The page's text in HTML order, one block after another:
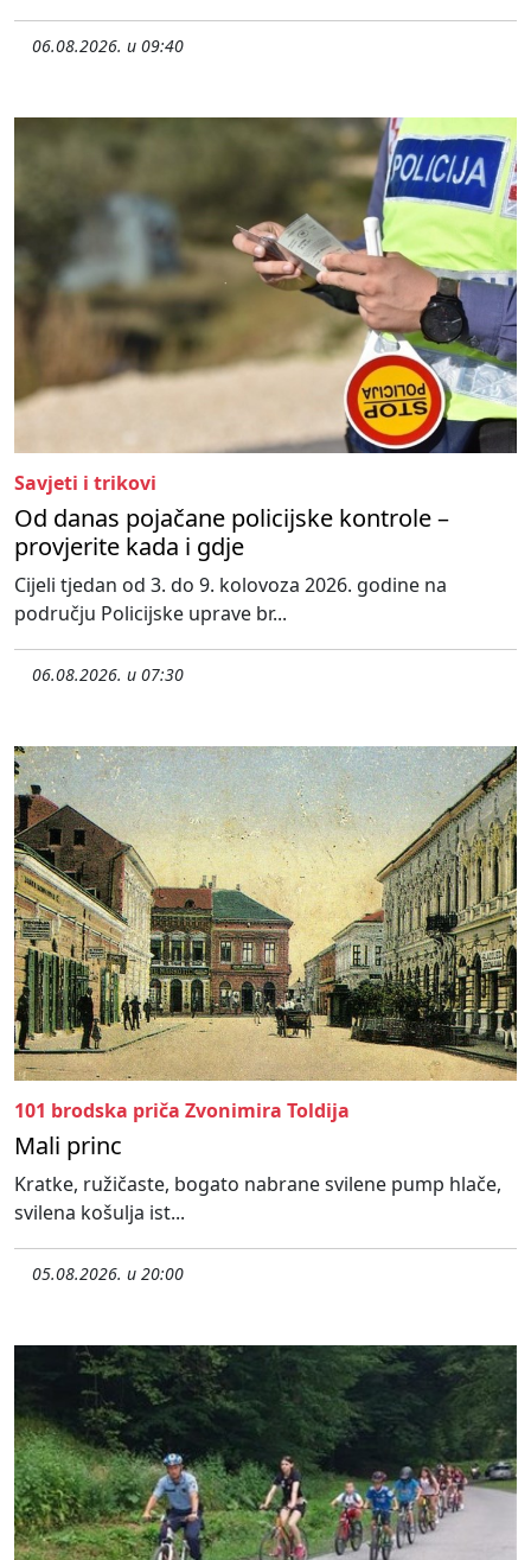
06.08.2026. u 09:40
Savjeti i trikovi
Od danas pojačane policijske kontrole –
provjerite kada i gdje
Cijeli tjedan od 3. do 9. kolovoza 2026. godine na
području Policijske uprave br...
06.08.2026. u 07:30
101 brodska priča Zvonimira Toldija
Mali princ
Kratke, ružičaste, bogato nabrane svilene pump hlače,
svilena košulja ist...
05.08.2026. u 20:00